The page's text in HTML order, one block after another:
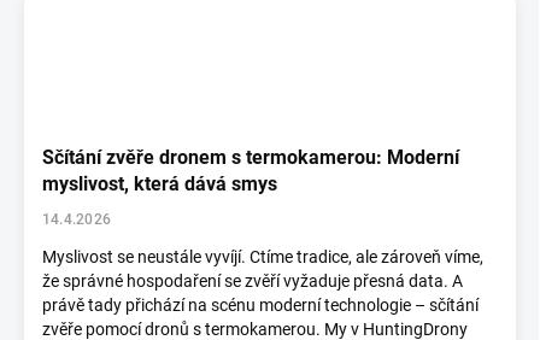
Sčítání zvěře dronem s termokamerou: Moderní
myslivost, která dává smys
14.4.2026
Myslivost se neustále vyvíjí. Ctíme tradice, ale zároveň víme,
že správné hospodaření se zvěří vyžaduje přesná data. A
právě tady přichází na scénu moderní technologie – sčítání
zvěře pomocí dronů s termokamerou. My v HuntingDrony